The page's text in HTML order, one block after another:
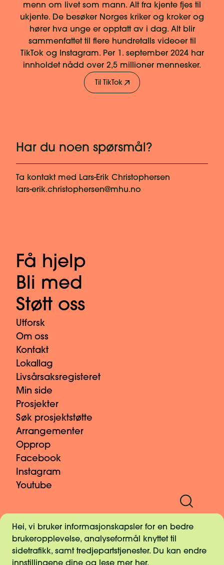
menn om livet som mann. Alt fra kjente fjes til
ukjente. De besøker Norges kriker og kroker og
hører hva unge er opptatt av i dag. Alt blir
sammenfattet til flere hundretalls videoer til
TikTok og Instagram. Per 1. september 2024 har
innholdet nådd over 2,5 millioner mennesker.
Til TikTok
Har du noen spørsmål?
Ta kontakt med Lars-Erik Christophersen
lars-erik.christophersen@mhu.no
Hei, vi bruker informasjonskapsler for en bedre
brukeropplevelse, analyseformål knyttet til
sidetrafikk, samt tredjepartstjenester. Du kan endre
innstillingene dine og lese mer her.
Få hjelp
Bli med
Støtt oss
Utforsk
Om oss
Kontakt
Lokallag
Livsårsaksregisteret
Min side
Prosjekter
Søk prosjektstøtte
Arrangementer
Opprop
Facebook
Instagram
Youtube
Informasjonskapsler
Pressekontakt
Personvern
Vilkår og retningslinjer for gaver